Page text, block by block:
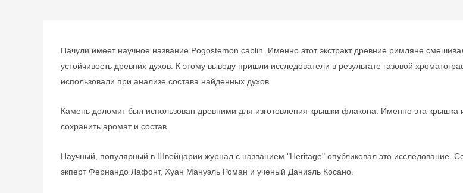
Пачули имеет научное название Pogostemon cablin. Именно этот экстракт древние римляне
устойчивость древних духов. К этому выводу пришли исследователи в результате газовой
использовали при анализе состава найденных духов.
Камень доломит был использован древними для изготовления крышки флакона. Именно эта
сохранить аромат и состав.
Научный, популярный в Швейцарии журнал с названием "Heritage" опубликовал это исследование.
экперт Фернандо Лафонт, Хуан Мануэль Роман и ученый Даниэль Косано.